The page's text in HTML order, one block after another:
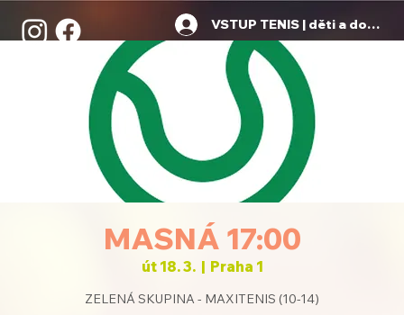
VSTUP TENIS | děti a dospělí
MASNÁ 17:00
út 18. 3.
  |
Praha 1
ZELENÁ SKUPINA - MAXITENIS (10-14)